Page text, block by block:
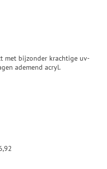
met bijzonder krachtige uv-
ademend acryl.